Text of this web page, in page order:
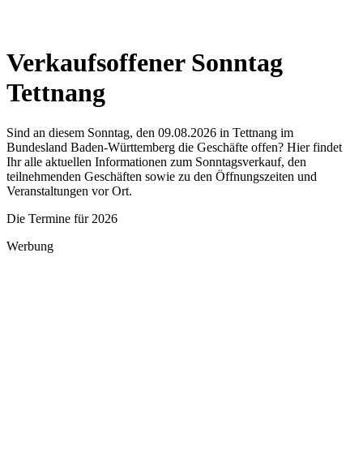
Verkaufsoffener Sonntag
Tettnang
Sind an diesem Sonntag, den 09.08.2026 in Tettnang im
Bundesland Baden-Württemberg die Geschäfte offen? Hier findet
Ihr alle aktuellen Informationen zum Sonntagsverkauf, den
teilnehmenden Geschäften sowie zu den Öffnungszeiten und
Veranstaltungen vor Ort.
Die Termine für 2026
Werbung